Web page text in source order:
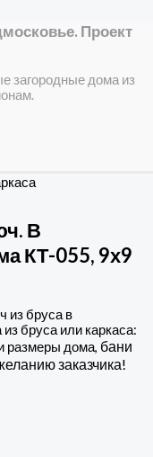
Проект
загородные дома из
В
КТ-055, 9х9
из бруса в
бруса или каркаса:
размеры дома, бани
заказчика!